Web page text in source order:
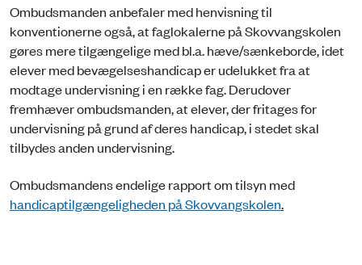
Ombudsmanden anbefaler med henvisning til
konventionerne også, at faglokalerne på Skovvangskolen
gøres mere tilgængelige med bl.a. hæve/sænkeborde, idet
elever med bevægelseshandicap er udelukket fra at
modtage undervisning i en række fag. Derudover
fremhæver ombudsmanden, at elever, der fritages for
undervisning på grund af deres handicap, i stedet skal
tilbydes anden undervisning.
Ombudsmandens endelige rapport om tilsyn med
handicaptilgængeligheden på Skovvangskolen.